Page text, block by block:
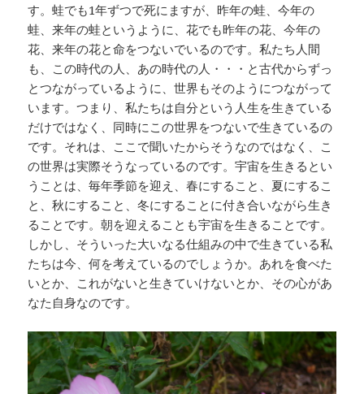
す。蛙でも1年ずつで死にますが、昨年の蛙、今年の
蛙、来年の蛙というように、花でも昨年の花、今年の
花、来年の花と命をつないでいるのです。私たち人間
も、この時代の人、あの時代の人・・・と古代からずっ
とつながっているように、世界もそのようにつながって
います。つまり、私たちは自分という人生を生きている
だけではなく、同時にこの世界をつないで生きているの
です。それは、ここで聞いたからそうなのではなく、こ
の世界は実際そうなっているのです。宇宙を生きるとい
うことは、毎年季節を迎え、春にすること、夏にするこ
と、秋にすること、冬にすることに付き合いながら生き
ることです。朝を迎えることも宇宙を生きることです。
しかし、そういった大いなる仕組みの中で生きている私
たちは今、何を考えているのでしょうか。あれを食べた
いとか、これがないと生きていけないとか、その心があ
なた自身なのです。